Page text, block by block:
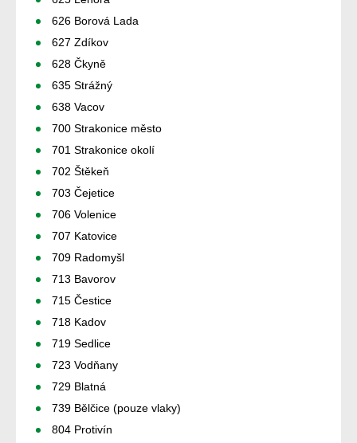
626 Borová Lada
627 Zdíkov
628 Čkyně
635 Strážný
638 Vacov
700 Strakonice město
701 Strakonice okolí
702 Štěkeň
703 Čejetice
706 Volenice
707 Katovice
709 Radomyšl
713 Bavorov
715 Čestice
718 Kadov
719 Sedlice
723 Vodňany
729 Blatná
739 Bělčice (pouze vlaky)
804 Protivín